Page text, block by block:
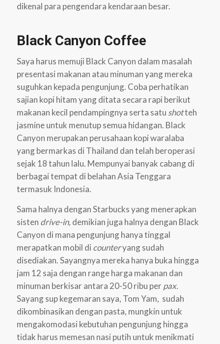
dikenal para pengendara kendaraan besar.
Black Canyon Coffee
Saya harus memuji Black Canyon dalam masalah
presentasi makanan atau minuman yang mereka
suguhkan kepada pengunjung. Coba perhatikan
sajian kopi hitam yang ditata secara rapi berikut
makanan kecil pendampingnya serta satu shotteh
jasmine untuk menutup semua hidangan. Black
Canyon merupakan perusahaan kopi waralaba
yang bermarkas di Thailand dan telah beroperasi
sejak 18 tahun lalu. Mempunyai banyak cabang di
berbagai tempat di belahan Asia Tenggara
termasuk Indonesia.
Sama halnya dengan Starbucks yang menerapkan
sisten drive-in, demikian juga halnya dengan Black
Canyon di mana pengunjung hanya tinggal
merapatkan mobil di counteryang sudah
disediakan. Sayangnya mereka hanya buka hingga
jam 12 saja dengan range harga makanan dan
minuman berkisar antara 20-50 ribu perpax.
Sayang sup kegemaran saya, Tom Yam, sudah
dikombinasikan dengan pasta, mungkin untuk
mengakomodasi kebutuhan pengunjung hingga
tidak harus memesan nasi putih untuk menikmati